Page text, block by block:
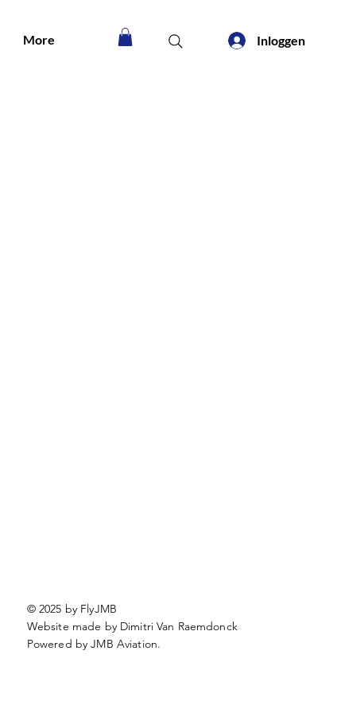
More Inloggen
© 2025 by FlyJMB
Website made by Dimitri Van Raemdonck
Powered by JMB Aviation.